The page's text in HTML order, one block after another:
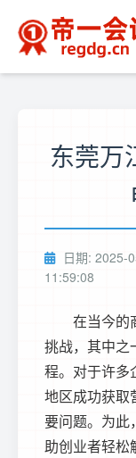
东莞万
日期: 2025-
11:59:08
在当今的
挑战，其中之
程。对于许多
地区成功获取
要问题。为此
助创业者轻松